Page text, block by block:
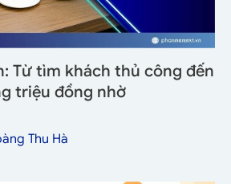
Từ tìm khách thủ công đến
triệu đồng nhờ
Thu Hà